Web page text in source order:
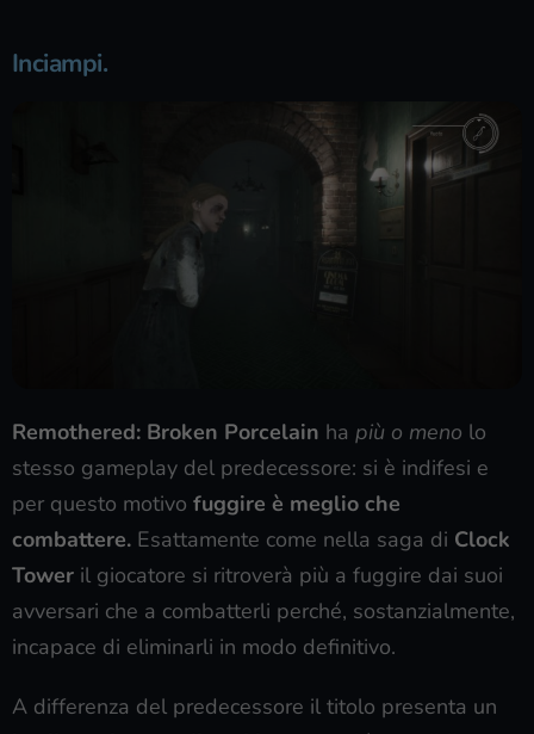
Inciampi.
Remothered: Broken Porcelain ha più o meno lo
stesso gameplay del predecessore: si è indifesi e
per questo motivo fuggire è meglio che
combattere. Esattamente come nella saga di Clock
Tower il giocatore si ritroverà più a fuggire dai suoi
avversari che a combatterli perché, sostanzialmente,
incapace di eliminarli in modo definitivo.
A differenza del predecessore il titolo presenta un